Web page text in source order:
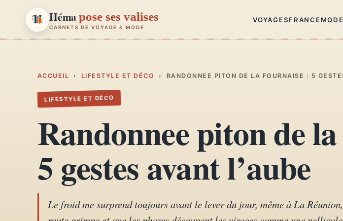
Hémapose ses valises
CARNETS DE VOYAGE & MODE
VOYAGESFRANCEMODE
01 Carnets de voyage
Escapades en France
Mode et style
ACCUEIL › LIFESTYLE ET DÉCO › RANDONNEE PITON DE LA FOURNAISE : 5
LIFESTYLE ET DÉCO
Randonnee piton de
5 gestes avant l’aube
Le froid me surprend toujours avant le lever du jour, même à La